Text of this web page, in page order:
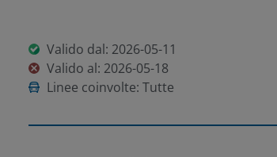
Valido dal: 2026-05-11
Valido al: 2026-05-18
Linee coinvolte: Tutte